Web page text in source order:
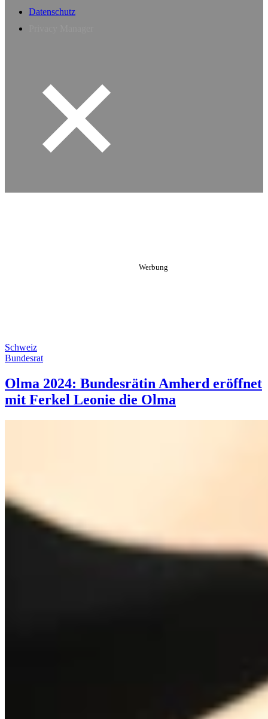
Datenschutz
Schweiz
Bundesrat
Olma 2024: Bundesrätin Amherd eröffnet
mit Ferkel Leonie die Olma